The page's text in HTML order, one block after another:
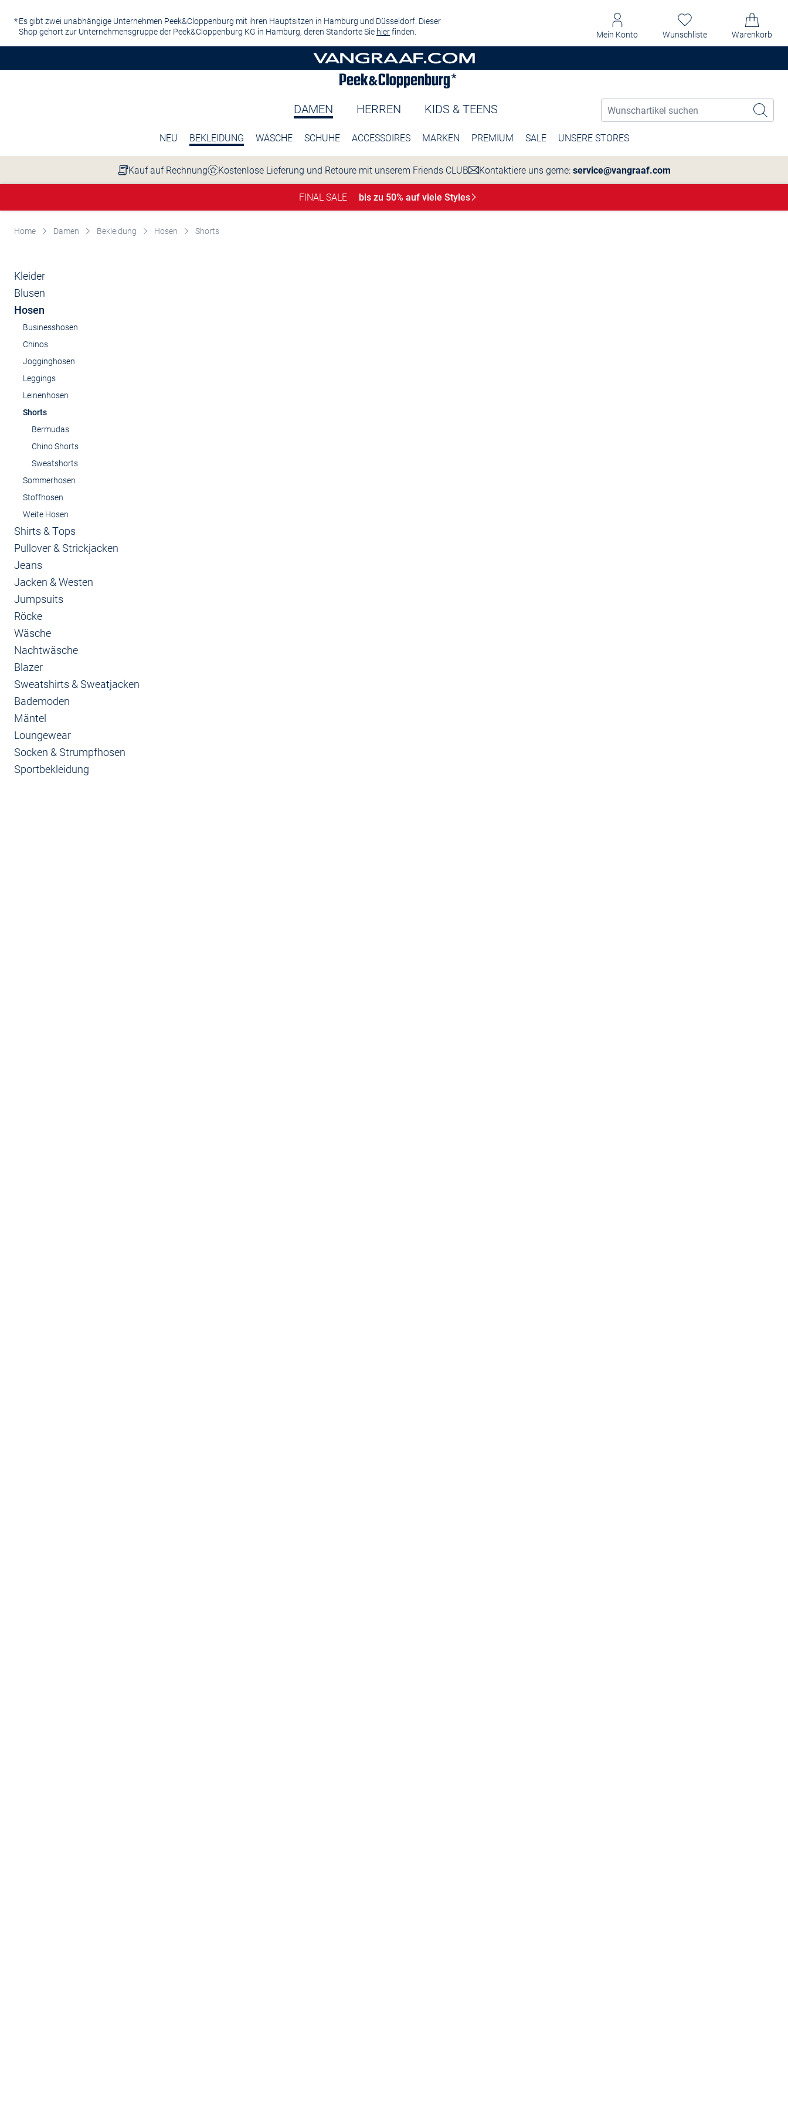
Es gibt zwei unabhängige Unternehmen Peek&Cloppenburg mit ihren Hauptsitzen in Hamburg und Düsseldorf. Dieser
Shop gehört zur Unternehmensgruppe der Peek&Cloppenburg KG in Hamburg, deren Standorte Sie hierfinden. Mein Konto Wunschliste Warenkorb
DAMEN HERREN KIDS & TEENS
NEU BEKLEIDUNG WÄSCHE SCHUHE ACCESSOIRES MARKEN PREMIUM SALE UNSERE STORES
Kauf auf Rechnung Kostenlose Lieferung und Retoure mit unserem Friends CLUB Kontaktiere uns gerne: service@vangraaf.com
FINAL SALE bis zu 50% auf viele Styles
Home Damen Bekleidung Hosen Shorts
Kleider
Blusen
Hosen
Businesshosen
Chinos
Jogginghosen
Leggings
Leinenhosen
Shorts
Bermudas
Chino Shorts
Sweatshorts
Sommerhosen
Stoffhosen
Weite Hosen
Shirts & Tops
Pullover & Strickjacken
Jeans
Jacken & Westen
Jumpsuits
Röcke
Wäsche
Nachtwäsche
Blazer
Sweatshirts & Sweatjacken
Bademoden
Mäntel
Loungewear
Socken & Strumpfhosen
Sportbekleidung